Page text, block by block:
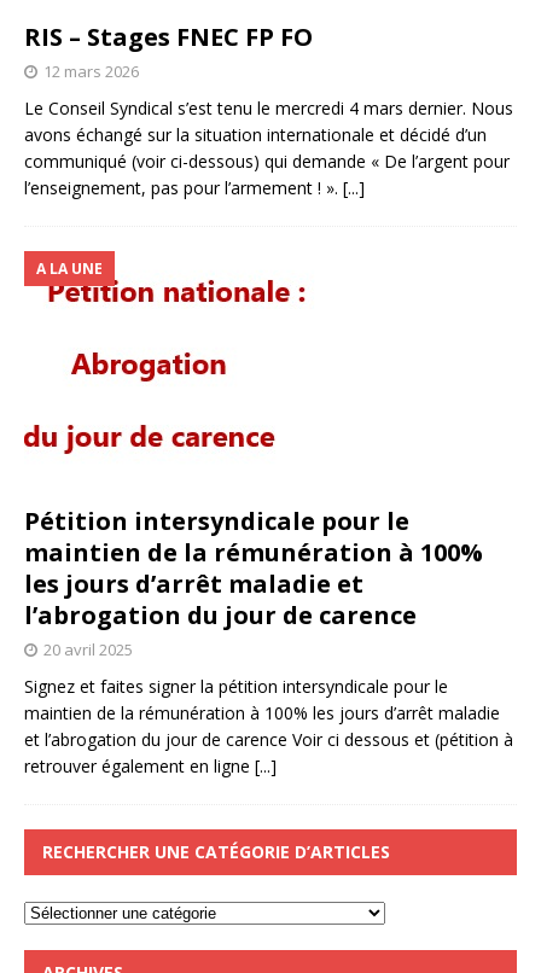
RIS – Stages FNEC FP FO
12 mars 2026
Le Conseil Syndical s’est tenu le mercredi 4 mars dernier. Nous
avons échangé sur la situation internationale et décidé d’un
communiqué (voir ci-dessous) qui demande « De l’argent pour
l’enseignement, pas pour l’armement ! ». [...]
Pétition intersyndicale pour le
maintien de la rémunération à 100%
les jours d’arrêt maladie et
l’abrogation du jour de carence
A LA UNE
20 avril 2025
Signez et faites signer la pétition intersyndicale pour le
maintien de la rémunération à 100% les jours d’arrêt maladie
et l’abrogation du jour de carence Voir ci dessous et (pétition à
retrouver également en ligne [...]
RECHERCHER UNE CATÉGORIE D’ARTICLES